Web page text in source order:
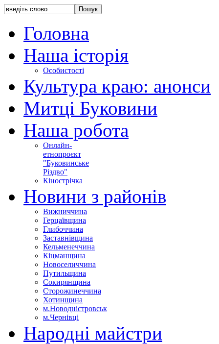
Головна
Наша історія
Особистості
Культура краю: анонси
Митці Буковини
Наша робота
Онлайн-
етнопроєкт
"Буковинське
Різдво"
Кінострічка
Новини з районів
Вижниччина
Герцаївщина
Глибоччина
Заставнівщина
Кельменеччина
Кіцманщина
Новоселиччина
Путильщина
Сокирянщина
Сторожинеччина
Хотинщина
м.Новодністровськ
м.Чернівці
Народні майстри